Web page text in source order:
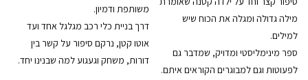
מילה גדולה ומגלה את הכוח שיש
למילים.
ספר מינימליסטי ומדויק, שמדבר גם
לפעוטות וגם למבוגרים הקוראים איתם.
משותפת ודמיון.
דרך בניית כלי רכב מגלגל אחד ועד
אוטו קטן, נרקם סיפור על קשר בין
דורות, משחק וגעגוע למה שבנינו יחד.